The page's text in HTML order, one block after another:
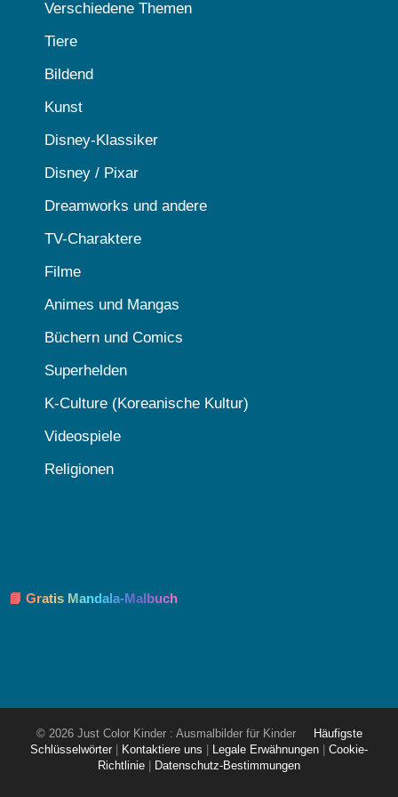
Verschiedene Themen
Tiere
Bildend
Kunst
Disney-Klassiker
Disney / Pixar
Dreamworks und andere
TV-Charaktere
Filme
Animes und Mangas
Büchern und Comics
Superhelden
K-Culture (Koreanische Kultur)
Videospiele
Religionen
📘 Gratis Mandala-Malbuch
© 2026 Just Color Kinder : Ausmalbilder für Kinder
Häufigste
Schlüsselwörter
Kontaktiere uns Legale Erwähnungen
Cookie-
Richtlinie
Datenschutz-Bestimmungen